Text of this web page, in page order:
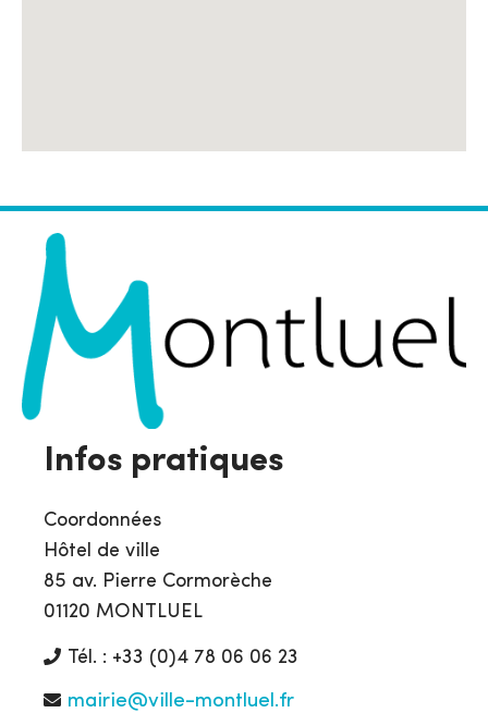
Infos pratiques
Coordonnées
Hôtel de ville
85 av. Pierre Cormorèche
01120 MONTLUEL
Tél. : +33 (0)4 78 06 06 23
mairie@ville-montluel.fr